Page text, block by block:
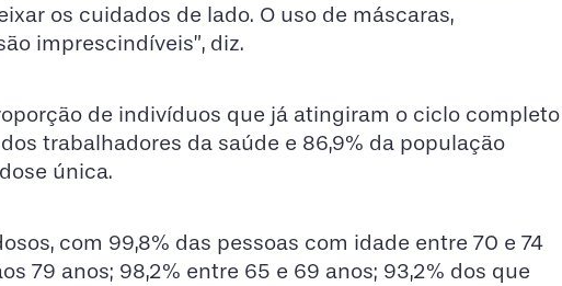
os cuidados de lado. O uso de máscaras,
imprescindíveis”, diz.
de indivíduos que já atingiram o ciclo completo
trabalhadores da saúde e 86,9% da população
única.
com 99,8% das pessoas com idade entre 70 e 74
79 anos; 98,2% entre 65 e 69 anos; 93,2% dos que